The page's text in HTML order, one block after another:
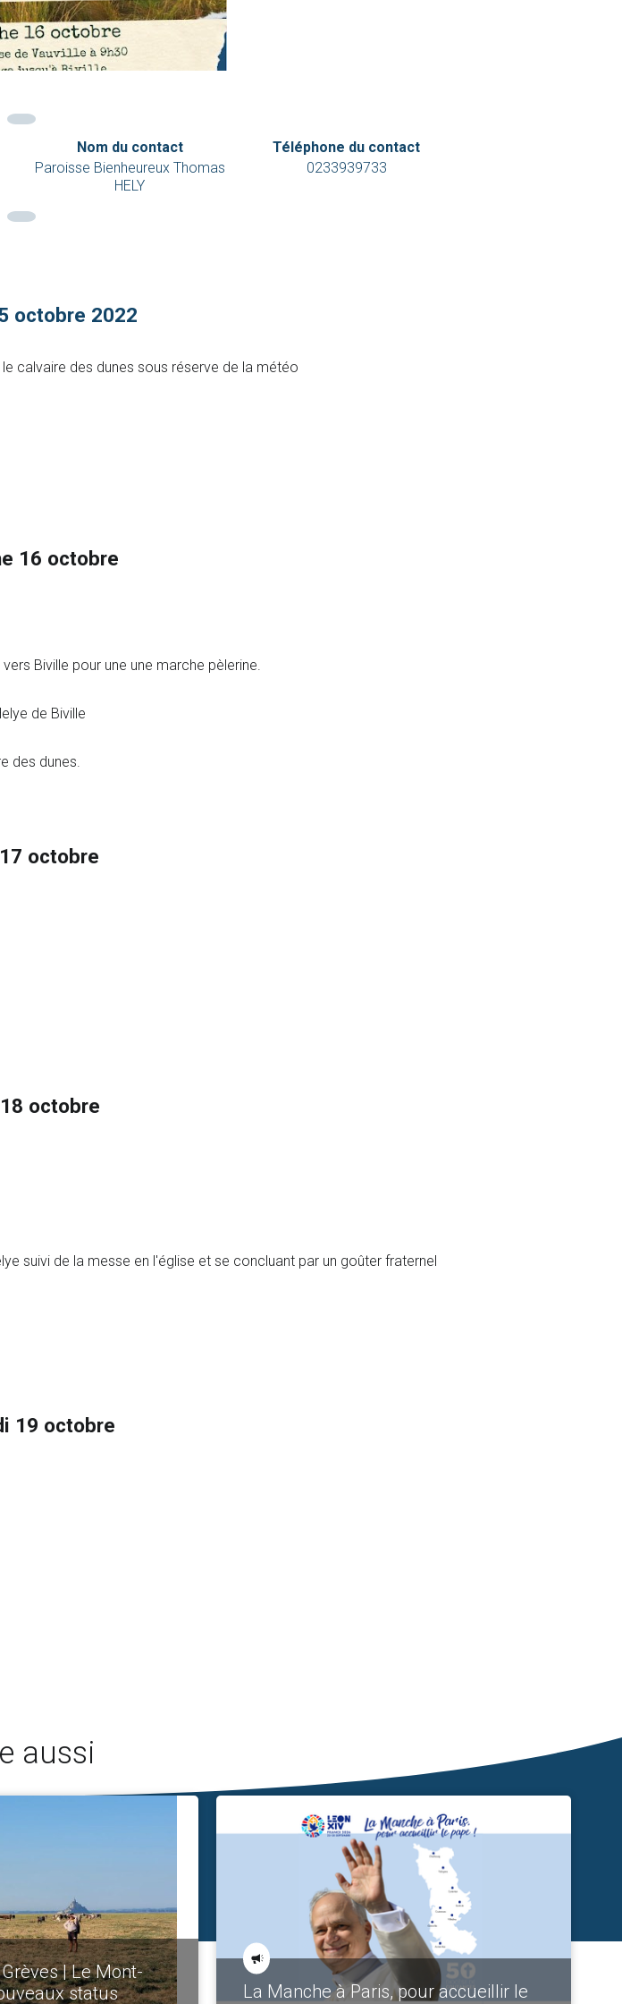
Nom du contact
Paroisse Bienheureux Thomas
HELY
Téléphone du contact
0233939733
octobre 2022
calvaire des dunes sous réserve de la météo
16 octobre
Biville pour une une marche pèlerine.
de Biville
des dunes.
octobre
octobre
suivi de la messe en l'église et se concluant par un goûter fraternel
19 octobre
aussi
| Le Mont-
status
La Manche à Paris, pour accueillir le